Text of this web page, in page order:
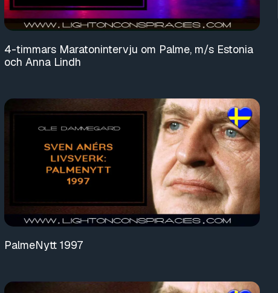
4-timmars Maratonintervju om Palme, m/s Estonia
och Anna Lindh
PalmeNytt 1997